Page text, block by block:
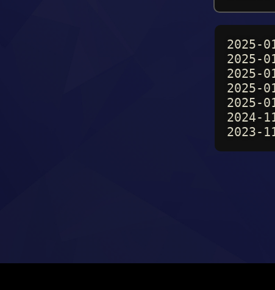
2025-
2025-
2025-
2025-
2025-
2024-
2023-